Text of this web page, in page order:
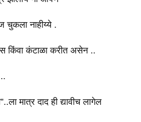
चुकला नाहीय्ये .
किंवा कंटाळा करीत असेन ..
मात्र दाद ही द्यावीच लागेल